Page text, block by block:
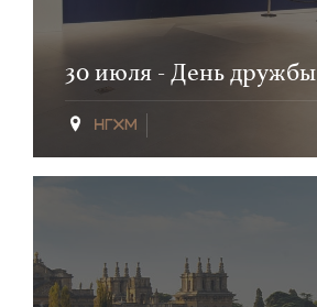
30 июля - День дружбы